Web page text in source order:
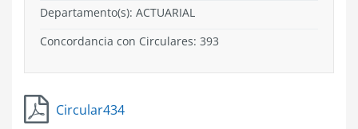
Departamento(s): ACTUARIAL
Concordancia con Circulares: 393
Circular434